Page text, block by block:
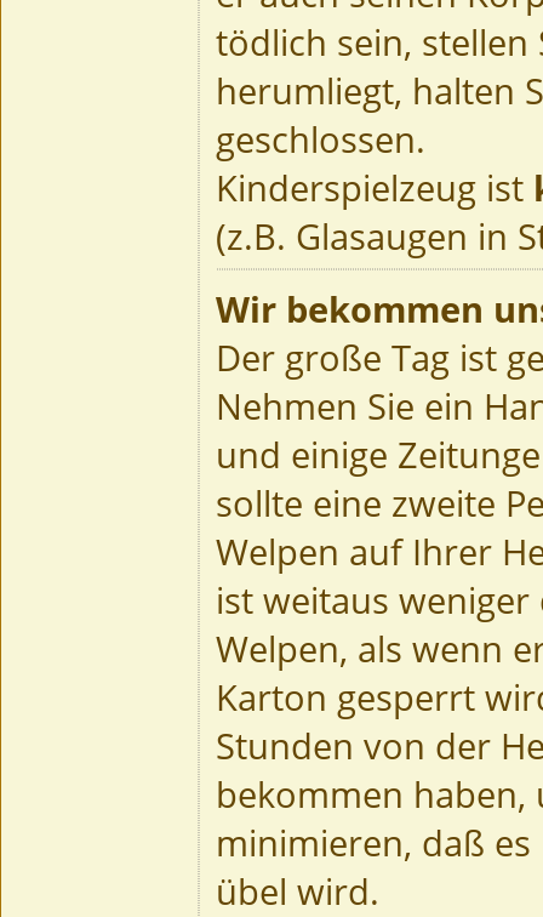
tödlich sein, stellen
herumliegt, halten
geschlossen.
Kinderspielzeug ist
(z.B. Glasaugen in
Wir bekommen
Der große Tag ist
Nehmen Sie ein
und einige
sollte eine zweite
Welpen auf Ihrer
ist weitaus
Welpen, als wenn
Karton gesperrt
Stunden von der
bekommen haben,
minimieren, daß
übel wird.